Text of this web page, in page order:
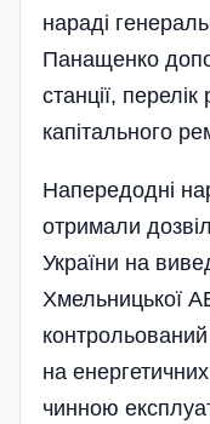
нараді
Панащенко
станції, перелік
капітального
Напередодні
отримали
України на
Хмельницької
контрольований
на
чинною